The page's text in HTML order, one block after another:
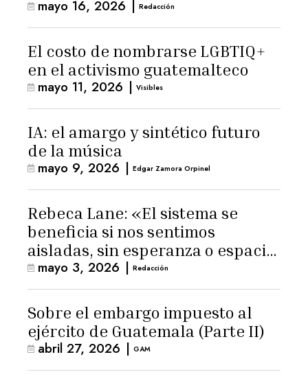
Latinoamérica
mayo 16, 2026 Redacción
El costo de nombrarse LGBTIQ+
en el activismo guatemalteco
mayo 11, 2026 | Visibles
IA: el amargo y sintético futuro
de la música
mayo 9, 2026 | Edgar Zamora Orpinel
Rebeca Lane: «El sistema se
beneficia si nos sentimos
aisladas, sin esperanza o espacio
para la ternura»
mayo 3, 2026 | Redacción
Sobre el embargo impuesto al
ejército de Guatemala (Parte II)
abril 27, 2026 | GAM